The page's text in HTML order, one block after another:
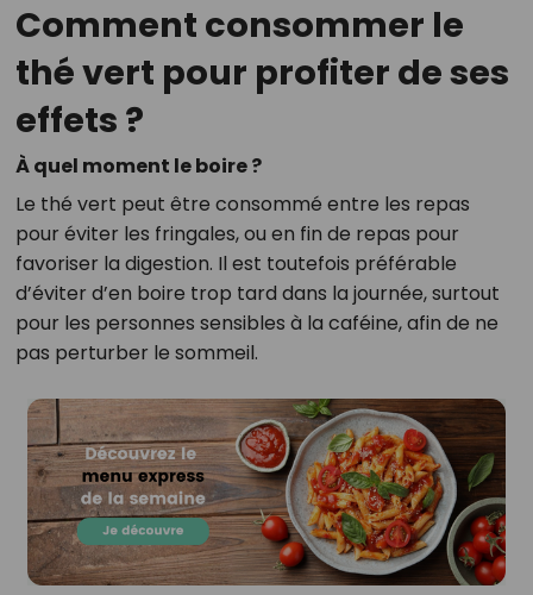
Comment consommer le
thé vert pour profiter de ses
effets ?
À quel moment le boire ?
Le thé vert peut être consommé entre les repas
pour éviter les fringales, ou en fin de repas pour
favoriser la digestion. Il est toutefois préférable
d’éviter d’en boire trop tard dans la journée, surtout
pour les personnes sensibles à la caféine, afin de ne
pas perturber le sommeil.